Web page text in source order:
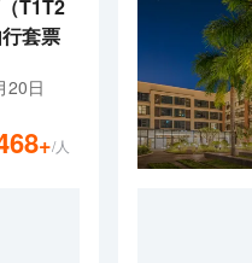
T1T2
套票
20日
+/人